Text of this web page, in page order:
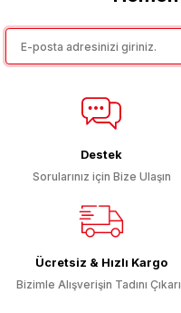
Ürün resmi kalitesiz, bozuk
Ürün fiyatı diğer sitelerden
Destek
Sorularınız için Bize Ulaşın
Ücretsiz & Hızlı Kargo
Bizimle Alışverişin Tadını